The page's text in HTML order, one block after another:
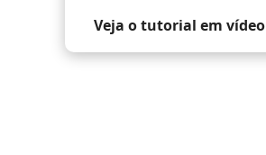
Veja o tutorial em vídeo